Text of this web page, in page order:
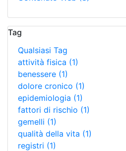
Tag
Qualsiasi Tag
attività fisica (1)
benessere (1)
dolore cronico (1)
epidemiologia (1)
fattori di rischio (1)
gemelli (1)
qualità della vita (1)
registri (1)